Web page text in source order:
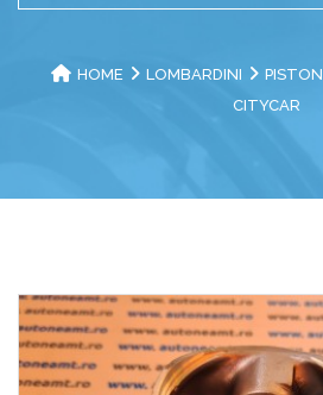
HOME LOMBARDINI
CITYCAR